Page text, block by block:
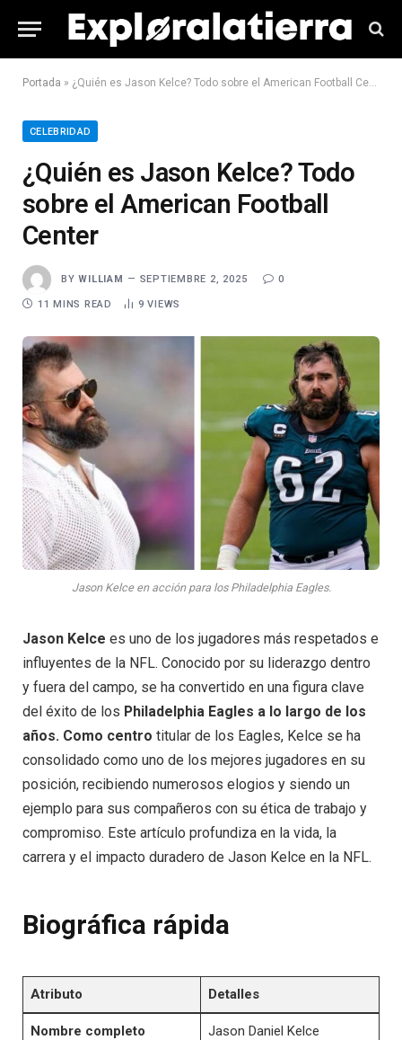
Portada » ¿Quién es Jason Kelce? Todo sobre el American Football Center
CELEBRIDAD
¿Quién es Jason Kelce? Todo
sobre el American Football
Center
BY WILLIAM SEPTIEMBRE 2, 2025 0
11 MINS READ 9VIEWS
Jason Kelce en acción para los Philadelphia Eagles.
Jason Kelce es uno de los jugadores más respetados e
influyentes de la NFL. Conocido por su liderazgo dentro
y fuera del campo, se ha convertido en una figura clave
del éxito de los Philadelphia Eagles a lo largo de los
años. Como centro titular de los Eagles, Kelce se ha
consolidado como uno de los mejores jugadores en su
posición, recibiendo numerosos elogios y siendo un
ejemplo para sus compañeros con su ética de trabajo y
compromiso. Este artículo profundiza en la vida, la
carrera y el impacto duradero de Jason Kelce en la NFL.
Biográfica rápida
Atributo Detalles
Nombre completo Jason Daniel Kelce